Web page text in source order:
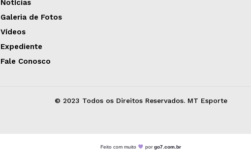
Notícias
Galeria de Fotos
Vídeos
Expediente
Fale Conosco
© 2023 Todos os Direitos Reservados. MT Esporte
Feito com muito porgo7.com.br